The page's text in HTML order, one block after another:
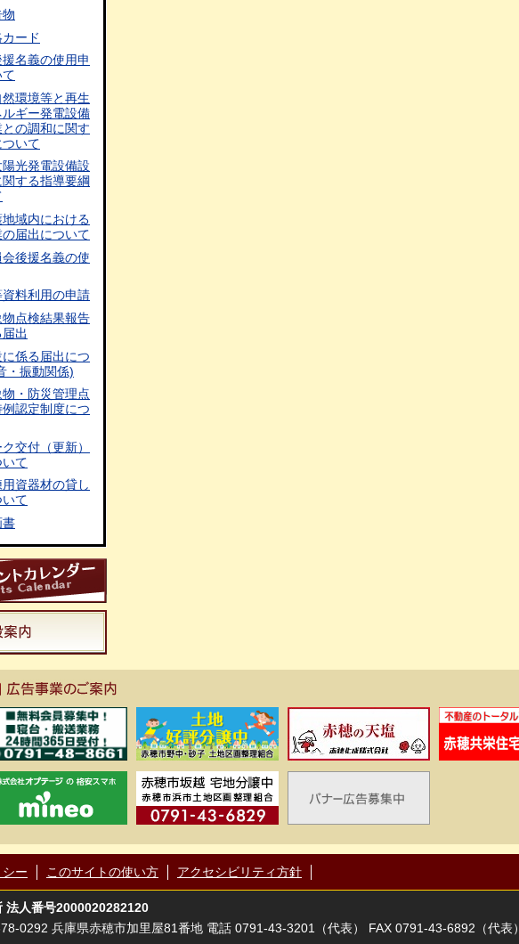
ード
名義の使用申
環境等と再生
ギー発電設備
の調和に関す
いて
光発電設備設
する指導要綱
域内における
届出について
後援名義の使
料利用の申請
物点検結果報告
出
係る届出につ
・振動関係)
・防災管理点
認定制度につ
交付（更新）
て
資器材の貸し
て
書
事業のご案内
ー このサイトの使い方 アクセシビリティ方針
法人番号2000020282120
0292 兵庫県赤穂市加里屋81番地 電話 0791-43-3201（代表） FAX 0791-43-6892（代表）